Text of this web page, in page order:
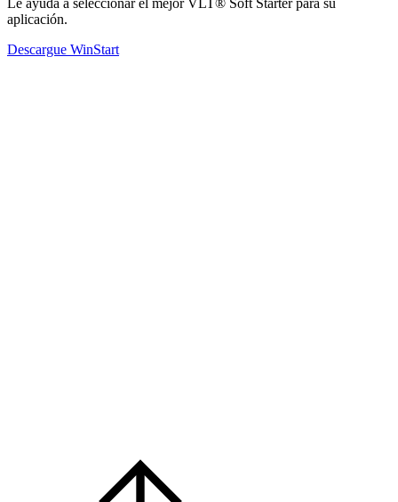
Le ayuda a seleccionar el mejor VLT® Soft Starter para su
aplicación.
Descargue WinStart